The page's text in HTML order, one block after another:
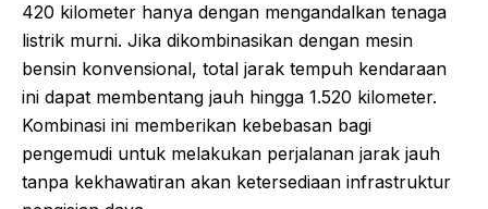
420 kilometer hanya dengan mengandalkan tenaga
listrik murni. Jika dikombinasikan dengan mesin
bensin konvensional, total jarak tempuh kendaraan
ini dapat membentang jauh hingga 1.520 kilometer.
Kombinasi ini memberikan kebebasan bagi
pengemudi untuk melakukan perjalanan jarak jauh
tanpa kekhawatiran akan ketersediaan infrastruktur